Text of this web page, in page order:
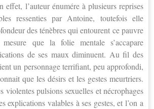
effet, l’auteur énumére à plusieurs reprises
ressenties par Antoine, toutefois elle
des ténèbres qui entourent ce pauvre
que la folie mentale s’accapare
de ses maux diminuent. Au fil des
un personnage terrifiant, peu approfondi,
que les désirs et les gestes meurtriers.
violentes pulsions sexuelles et nécrophages
explications valables à ses gestes, et l’on a